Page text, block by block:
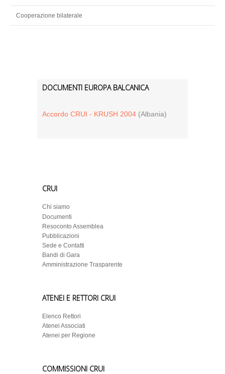
Cooperazione bilaterale
DOCUMENTI EUROPA BALCANICA
Accordo CRUI - KRUSH 2004 (Albania)
CRUI
Chi siamo
Documenti
Resoconto Assemblea
Pubblicazioni
Sede e Contatti
Bandi di Gara
Amministrazione Trasparente
ATENEI E RETTORI CRUI
Elenco Rettori
Atenei Associati
Atenei per Regione
COMMISSIONI CRUI